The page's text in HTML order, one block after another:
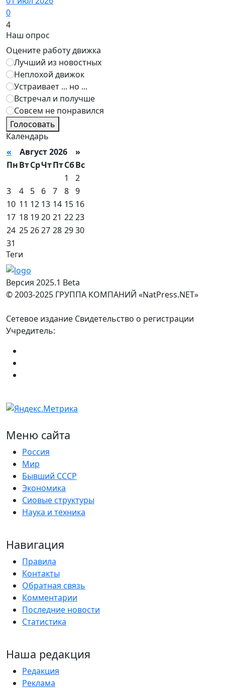
0
4
Наш опрос
Оцените работу движка
Лучший из новостных
Неплохой движок
Устраивает ... но ...
Встречал и получше
Совсем не понравился
Голосовать
Календарь
« Август 2026 »
ПнВтСрЧтПтСбВс
1
2
3
4 5 6 7 8 9
10 11 12 13 14 15 16
17 18 1920 21 2223
24 252627 28 2930
31
Теги
Версия 2025.1 Beta
© 2003-2025 ГРУППА КОМПАНИЙ «NatPress.NET»
Сетевое издание Свидетельство о регистрации
Учредитель:
Меню сайта
Россия
Мир
Бывший СССР
Экономика
Сиовые структуры
Наука и техника
Навигация
Правила
Контакты
Обратная связь
Комментарии
Последние новости
Статистика
Наша редакция
Редакция
Реклама